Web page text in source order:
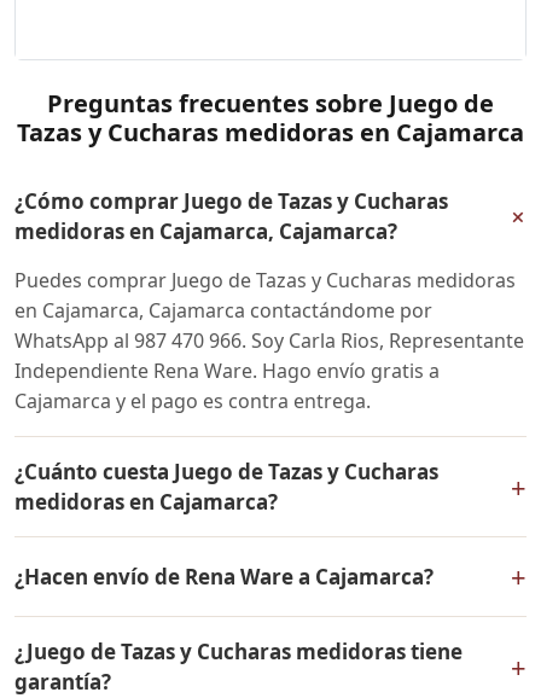
Preguntas frecuentes sobre Juego de
Tazas y Cucharas medidoras en Cajamarca
¿Cómo comprar Juego de Tazas y Cucharas
medidoras en Cajamarca, Cajamarca?
+
Puedes comprar Juego de Tazas y Cucharas medidoras
en Cajamarca, Cajamarca contactándome por
WhatsApp al 987 470 966. Soy Carla Rios, Representante
Independiente Rena Ware. Hago envío gratis a
Cajamarca y el pago es contra entrega.
¿Cuánto cuesta Juego de Tazas y Cucharas
medidoras en Cajamarca?
+
mismo en todo el Perú. Contáctame por WhatsApp para
conocer el precio actual, promociones disponibles y
facilidades de pago en cuotas desde el 10% de inicial.
¿Hacen envío de Rena Ware a Cajamarca? +
medidoras a Cajamarca, Cajamarca y a todo el Perú. El
pago es contra entrega.
¿Juego de Tazas y Cucharas medidoras tiene
garantía?
+